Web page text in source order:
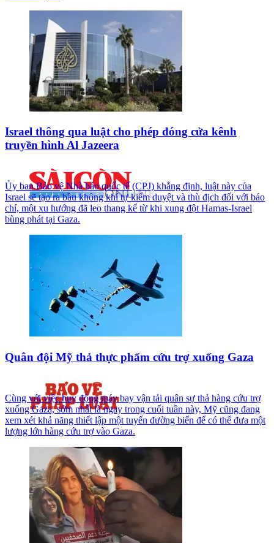
Israel thông qua luật cho phép đóng cửa kênh
truyền hình Al Jazeera
Ủy ban Bảo vệ Nhà báo quốc tế (CPJ) khẳng định, luật này của
Israel sẽ tạo ra bầu không khí tự kiểm duyệt và thù địch đối với báo
chí, một xu hướng đã leo thang kể từ khi xung đột Hamas-Israel
bùng phát tại Gaza.
Quân đội Mỹ thả thực phẩm cứu trợ xuống Gaza
Cùng với việc huy động máy bay vận tải quân sự thả hàng cứu trợ
xuống Gaza, sớm nhất là ngay trong cuối tuần này, Mỹ cũng đang
xem xét khả năng thiết lập một tuyến đường biển để có thể đưa một
lượng lớn hàng cứu trợ vào Gaza.